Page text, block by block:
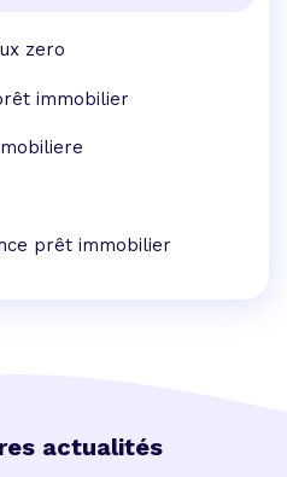
zero
immobilier
prêt immobilier
actualités